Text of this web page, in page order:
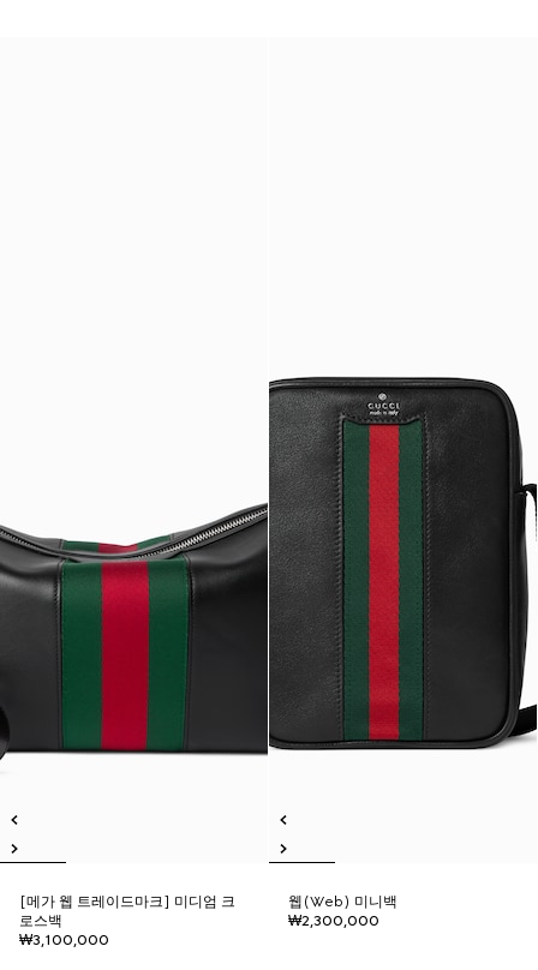
[메가 웹 트레이드마크] 미디엄 크
로스백
₩3,100,000
웹(Web) 미니백
₩2,300,000